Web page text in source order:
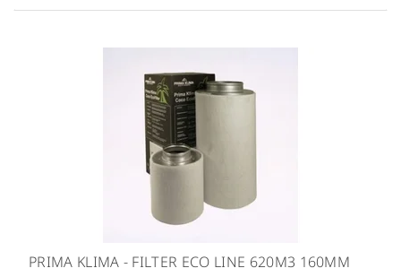
PRIMA KLIMA - FILTER ECO LINE 620M3 160MM